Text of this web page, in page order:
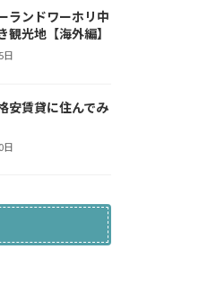
ランドワーホリ中
観光地【海外編】
日
安賃貸に住んでみ
日